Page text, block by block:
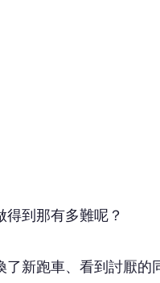
到那有多難呢？
新跑車、看到討厭的